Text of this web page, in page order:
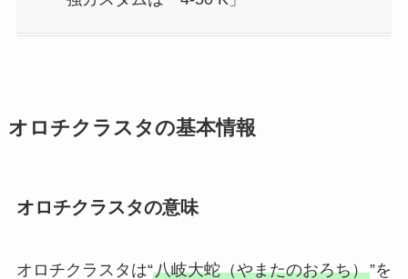
オロチクラスタの基本情報
オロチクラスタの意味
オロチクラスタは“八岐大蛇（やまたのおろち）”を